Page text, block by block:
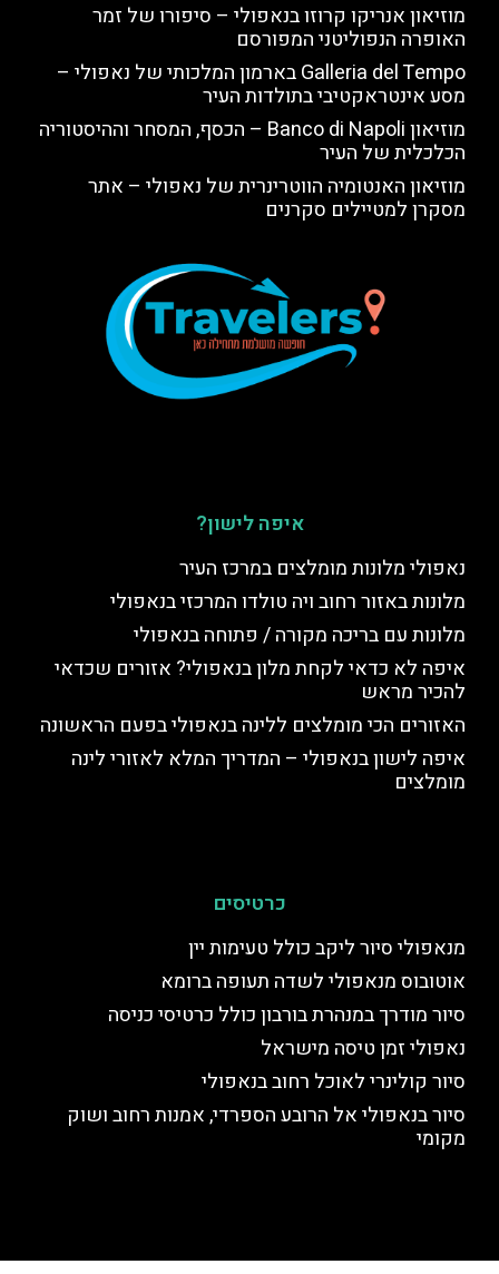
מוזיאון אנריקו קרוזו בנאפולי – סיפורו של זמר
האופרה הנפוליטני המפורסם
Galleria del Tempo בארמון המלכותי של נאפולי –
מסע אינטראקטיבי בתולדות העיר
מוזיאון Banco di Napoli – הכסף, המסחר וההיסטוריה
הכלכלית של העיר
מוזיאון האנטומיה הווטרינרית של נאפולי – אתר
מסקרן למטיילים סקרנים
איפה לישון?
נאפולי מלונות מומלצים במרכז העיר
מלונות באזור רחוב ויה טולדו המרכזי בנאפולי
מלונות עם בריכה מקורה / פתוחה בנאפולי
איפה לא כדאי לקחת מלון בנאפולי? אזורים שכדאי
להכיר מראש
האזורים הכי מומלצים ללינה בנאפולי בפעם הראשונה
איפה לישון בנאפולי – המדריך המלא לאזורי לינה
מומלצים
כרטיסים
מנאפולי סיור ליקב כולל טעימות יין
אוטובוס מנאפולי לשדה תעופה ברומא
סיור מודרך במנהרת בורבון כולל כרטיסי כניסה
נאפולי זמן טיסה מישראל
סיור קולינרי לאוכל רחוב בנאפולי
סיור בנאפולי אל הרובע הספרדי, אמנות רחוב ושוק
מקומי